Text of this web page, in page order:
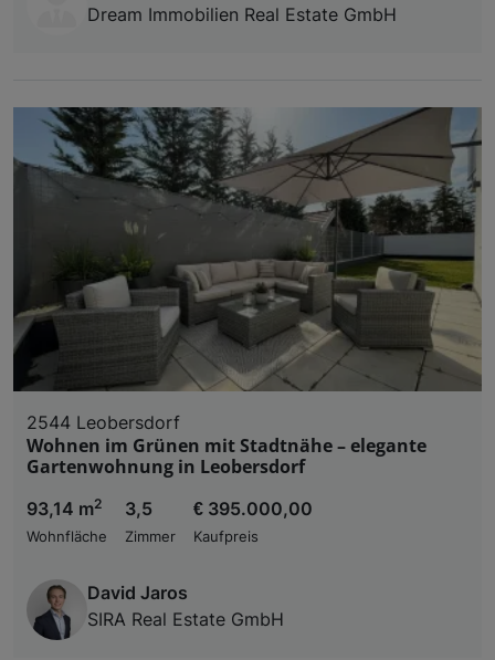
Dream Immobilien Real Estate GmbH
2544 Leobersdorf
Wohnen im Grünen mit Stadtnähe – elegante
Gartenwohnung in Leobersdorf
93,14 m2
Wohnfläche
3,5
Zimmer
€ 395.000,00
Kaufpreis
David Jaros
SIRA Real Estate GmbH